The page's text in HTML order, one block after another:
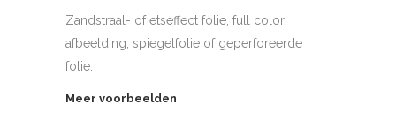
Zandstraal- of etseffect folie, full color
afbeelding, spiegelfolie of geperforeerde
folie.
Meer voorbeelden